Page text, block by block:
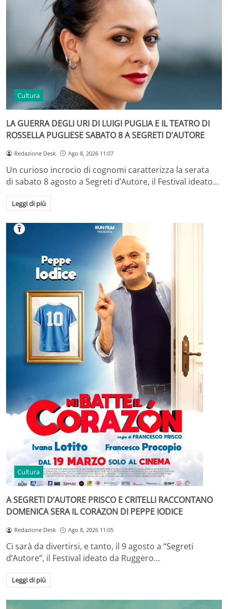
Cultura
LA GUERRA DEGLI URI DI LUIGI PUGLIA E IL TEATRO DI
ROSSELLA PUGLIESE SABATO 8 A SEGRETI D’AUTORE
Redazione Desk Ago 8, 2026 11:07
Un curioso incrocio di cognomi caratterizza la serata
di sabato 8 agosto a Segreti d’Autore, il Festival ideato…
Leggi di più
Cultura
A SEGRETI D’AUTORE PRISCO E CRITELLI RACCONTANO
DOMENICA SERA IL CORAZON DI PEPPE IODICE
Redazione Desk Ago 8, 2026 11:05
Ci sarà da divertirsi, e tanto, il 9 agosto a “Segreti
d’Autore”, il Festival ideato da Ruggero…
Leggi di più